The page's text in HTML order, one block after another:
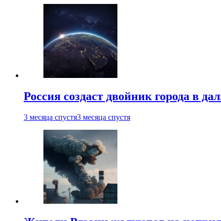
Россия создаст двойник города в
3 месяца спустя3 месяца спустя